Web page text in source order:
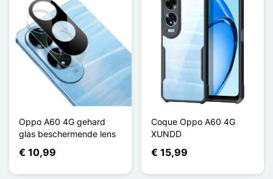
Oppo A60 4G gehard
glas beschermende lens
€ 10,99
Coque Oppo A60 4G
XUNDD
€ 15,99